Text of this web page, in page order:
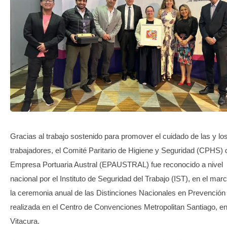
GALERIA DE FOTOS
APP MÓVIL
TRANSPARENCIA
Gracias al trabajo sostenido para promover el cuidado de las y
trabajadores, el Comité Paritario de Higiene y Seguridad (CPHS)
Empresa Portuaria Austral (EPAUSTRAL) fue reconocido a nivel
nacional por el Instituto de Seguridad del Trabajo (IST), en el
la ceremonia anual de las Distinciones Nacionales en Prevención
realizada en el Centro de Convenciones Metropolitan Santiago, en
Vitacura.